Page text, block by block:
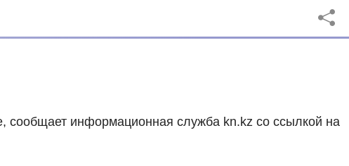
сообщает информационная служба kn.kz со ссылкой на